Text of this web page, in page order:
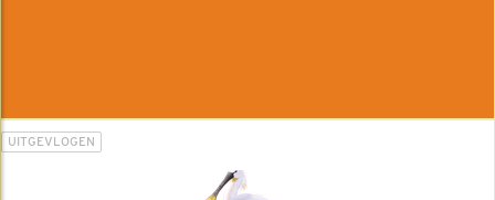
UITGEVLOGEN